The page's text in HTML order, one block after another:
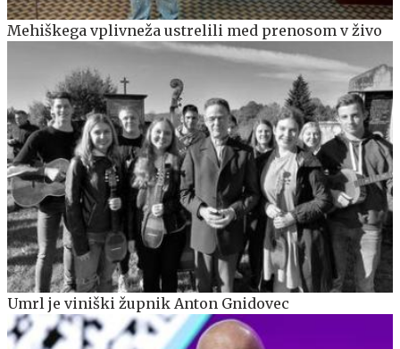
Mehiškega vplivneža ustrelili med prenosom v živo
Umrl je viniški župnik Anton Gnidovec